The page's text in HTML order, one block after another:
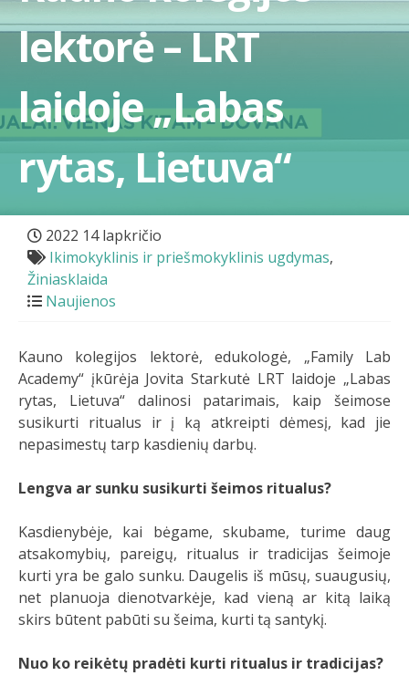
lektorė – LRT
laidoje „Labas
rytas, Lietuva“
2022 14 lapkričio
Ikimokyklinis ir priešmokyklinis ugdymas,
Žiniasklaida
Naujienos
Kauno kolegijos lektorė, edukologė, „Family Lab
Academy“ įkūrėja Jovita Starkutė LRT laidoje „Labas
rytas, Lietuva“ dalinosi patarimais, kaip šeimose
susikurti ritualus ir į ką atkreipti dėmesį, kad jie
nepasimestų tarp kasdienių darbų.
Lengva ar sunku susikurti šeimos ritualus?
Kasdienybėje, kai bėgame, skubame, turime daug
atsakomybių, pareigų, ritualus ir tradicijas šeimoje
kurti yra be galo sunku. Daugelis iš mūsų, suaugusių,
net planuoja dienotvarkėje, kad vieną ar kitą laiką
skirs būtent pabūti su šeima, kurti tą santykį.
Nuo ko reikėtų pradėti kurti ritualus ir tradicijas?